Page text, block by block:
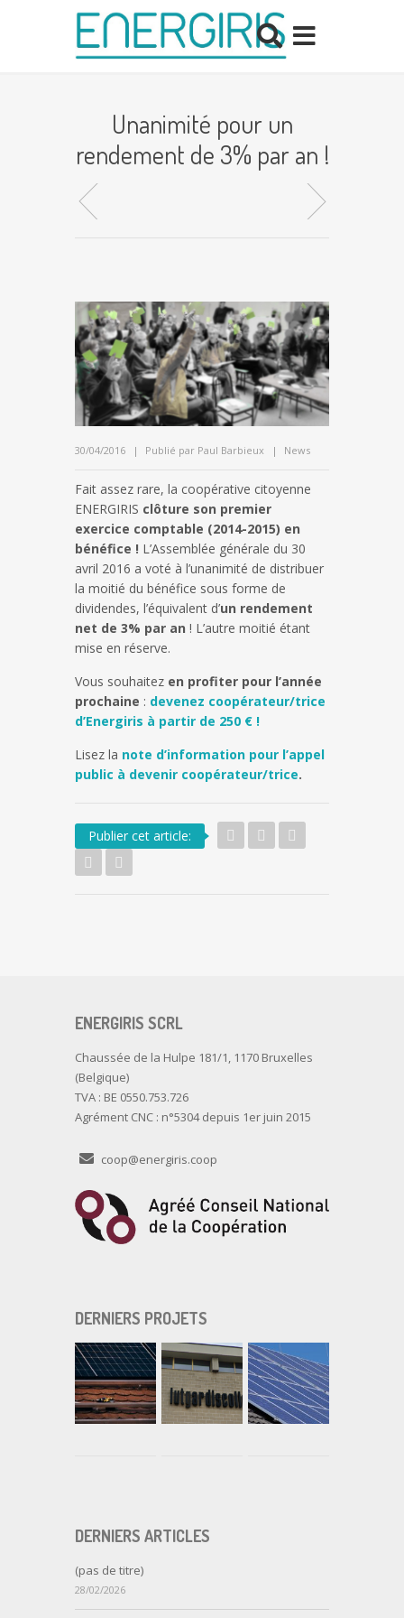
Unanimité pour un
rendement de 3% par an !
30/04/2016 Publié par Paul Barbieux News
Fait assez rare, la coopérative citoyenne
ENERGIRIS clôture son premier
exercice comptable (2014-2015) en
bénéfice ! L’Assemblée générale du 30
avril 2016 a voté à l’unanimité de distribuer
la moitié du bénéfice sous forme de
dividendes, l’équivalent d’un rendement
net de 3% par an ! L’autre moitié étant
mise en réserve.
Vous souhaitez en profiter pour l’année
prochaine : devenez coopérateur/trice
d’Energiris à partir de 250 € !
Lisez la note d’information pour l’appel
public à devenir coopérateur/trice.
Publier cet article:
ENERGIRIS SCRL
Chaussée de la Hulpe 181/1, 1170 Bruxelles
(Belgique)
TVA : BE 0550.753.726
Agrément CNC : n°5304 depuis 1er juin 2015
coop@energiris.coop
DERNIERS PROJETS
DERNIERS ARTICLES
(pas de titre)
28/02/2026